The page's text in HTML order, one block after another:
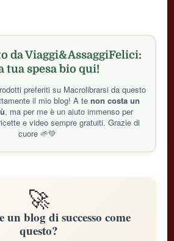
da Viaggi&AssaggiFelici:
tua spesa bio qui!
preferiti su Macrolibrarsi da questo
il mio blog! A te non costa un
, ma per me è un aiuto immenso per
e video sempre gratuiti. Grazie di
cuore 🌱💚
🚀
blog di successo come
questo?